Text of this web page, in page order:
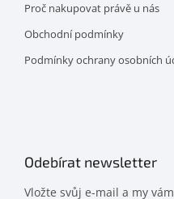
Proč nakupovat právě u nás
Obchodní podmínky
Podmínky ochrany osobních
Odebírat newsletter
Vložte svůj e-mail a my